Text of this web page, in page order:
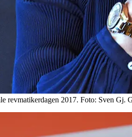
revmatikerdagen 2017. Foto: Sven Gj.